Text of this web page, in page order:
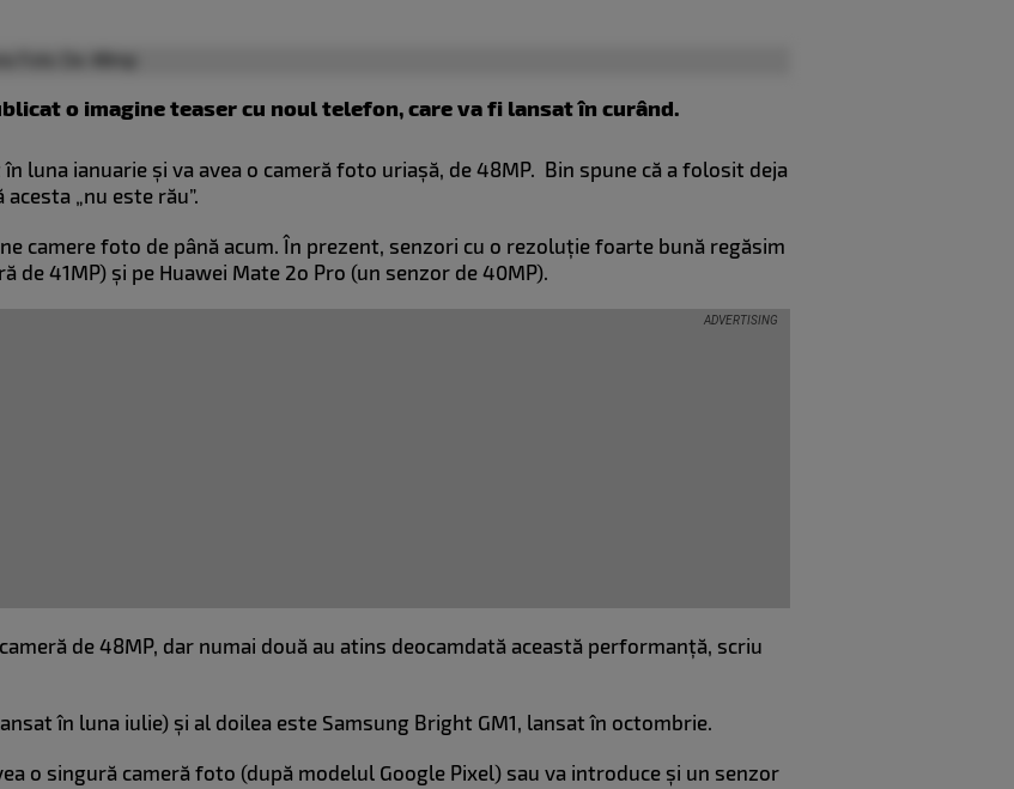
o imagine teaser cu noul telefon, care va fi lansat în curând.
luna ianuarie și va avea o cameră foto uriașă, de 48MP. Bin spune că a folosit deja
„nu este rău”.
camere foto de până acum. În prezent, senzori cu o rezoluție foarte bună regăsim
de 41MP) și pe Huawei Mate 2o Pro (un senzor de 40MP).
de 48MP, dar numai două au atins deocamdată această performanță, scriu
în luna iulie) și al doilea este Samsung Bright GM1, lansat în octombrie.
o singură cameră foto (după modelul Google Pixel) sau va introduce și un senzor